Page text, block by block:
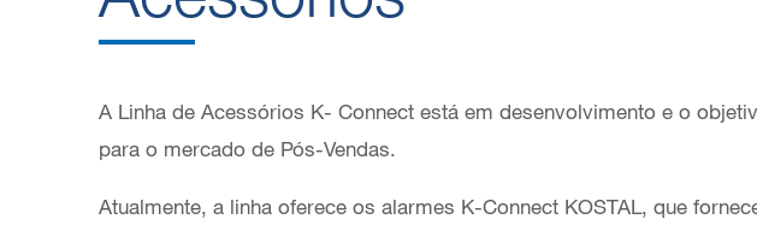
A Linha de Acessórios K- Connect está em desenvolvimento e o
para o mercado de Pós-Vendas.
Atualmente, a linha oferece os alarmes K-Connect KOSTAL, que